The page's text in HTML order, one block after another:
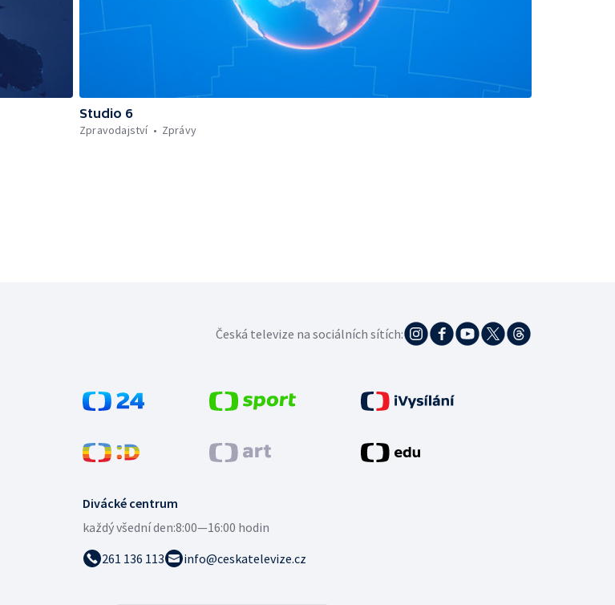
Studio 6
Zpravodajství
Zprávy
Divácké centrum
každý všední den:8:00—16:00 hodin
261 136 113
info@ceskatelevize.cz
Česká televize na sociálních sítích: